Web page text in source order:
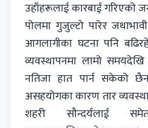
उहाँहरूलाई कारबाई गरिएको
पोलमा गुजुल्टो पारेर
आगलागीका घटना पनि
व्यवस्थापनमा लामो
नतिजा हात पार्न सकेको
असहयोगका कारण तार
शहरी सौन्दर्यलाई